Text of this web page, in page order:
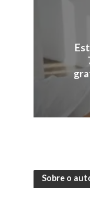
Sobre o